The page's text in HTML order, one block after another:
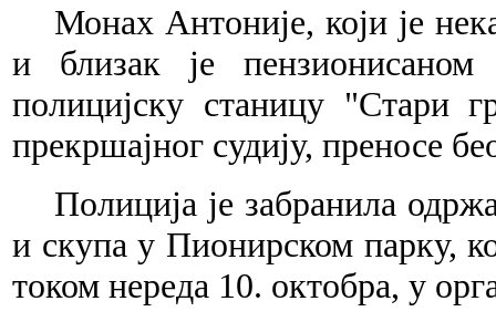
Монах Антоније, који је
и близак је
полицијску станицу "Стари
прекршајног судију, преносе
Полиција је забранила
и скупа у Пионирском парку,
током нереда 10. октобра, у